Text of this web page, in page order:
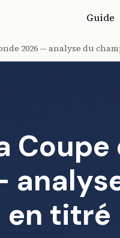
Guide
2026 — analyse du
Coupe
en titré